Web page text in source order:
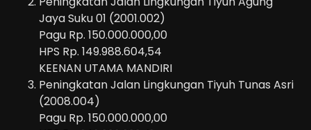
Jaya Suku 01 (2001.002)
Pagu Rp. 150.000.000,00
HPS Rp. 149.988.604,54
KEENAN UTAMA MANDIRI
Peningkatan Jalan Lingkungan Tiyuh Tunas Asri
(2008.004)
Pagu Rp. 150.000.000,00